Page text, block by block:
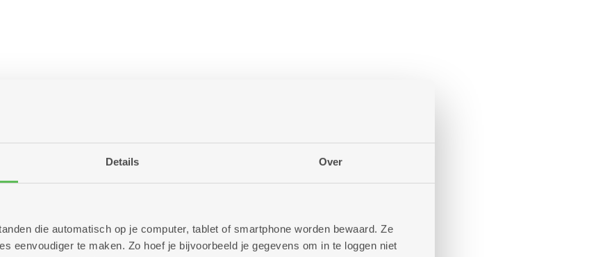
Details Over
die automatisch op je computer, tablet of smartphone worden bewaard. Ze
eenvoudiger te maken. Zo hoef je bijvoorbeeld je gegevens om in te loggen niet
Type 1 en 2: Assistentiewoning met 1
slaapkamer
Recente woning met lichte woonruimte en 1 slaapkamer